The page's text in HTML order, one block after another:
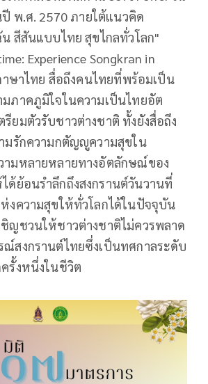
พ.ศ. 2570 ภายใต้แนวคิด
สีสันแบบไทย สุขไกลทั่วโลก"
Experience Songkran in
ษาไทย สื่อถึงคนไทยที่พร้อมเป็น
ภาคภูมิใจในความเป็นไทยอัต
ยมตัวรับชาวต่างชาติ ทั้งยังสื่อถึง
มรักความกตัญญูความสุขใน
ามหลายหลายทางอัตลักษณ์ของ
ด้ย้อนรำลึกถึงสงกรานต์วันวานที่
งความสุขให้ทั่วโลกได้ในปัจจุบัน
ญชวนให้ชาวต่างชาติไม่ควรพลาด
สงกรานต์ไทยซึ่งเป็นทศกาลระดับ
รั้งหนึ่งในชีวิต